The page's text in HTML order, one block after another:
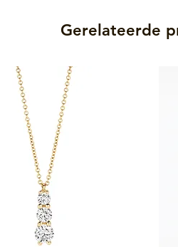
Gerelateerde